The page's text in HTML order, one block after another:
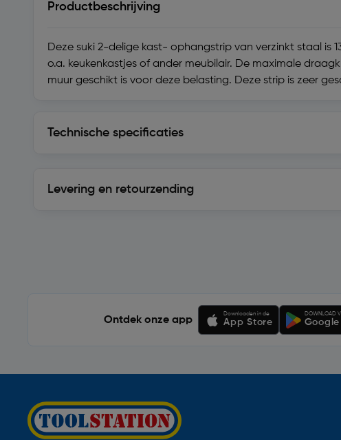
Productbeschrijving
Deze suki 2-delige kast- ophangstrip van verzinkt staal is
o.a. keukenkastjes of ander meubilair. De maximale
muur geschikt is voor deze belasting. Deze strip is zeer
Technische specificaties
Levering en retourzending
Ontdek onze app
Downloaden in de
App Store
DOWNLOAD
Google